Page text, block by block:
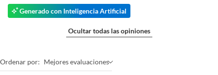
Generado con Inteligencia Artificial
Ocultar todas las opiniones
Ordenar por: Mejores evaluaciones